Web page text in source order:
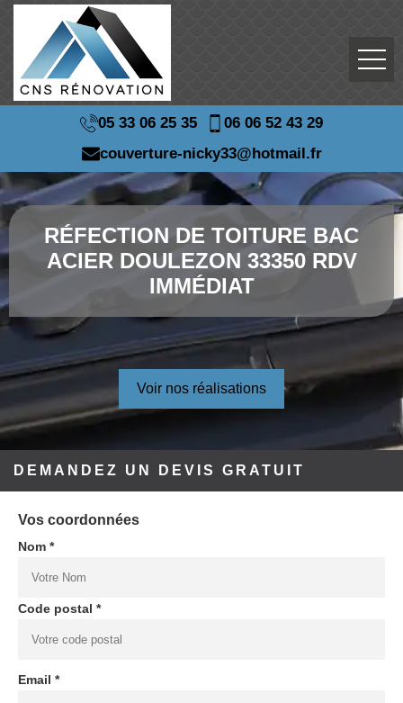
05 33 06 25 35
06 06 52 43 29
couverture-nicky33@hotmail.fr
RÉFECTION DE TOITURE BAC
ACIER DOULEZON 33350 RDV
IMMÉDIAT
Voir nos réalisations
DEMANDEZ UN DEVIS GRATUIT
Vos coordonnées
Nom *
Code postal *
Email *